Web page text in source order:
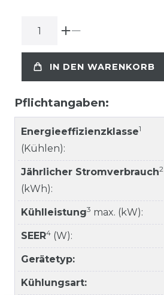
IN DEN WARENKORB
Pflichtangaben:
Energieeffizienzklasse1
(Kühlen):
Jährlicher Stromverbrauch2
(kWh):
Kühlleistung3 max. (kW):
SEER4 (W):
Gerätetyp:
Kühlungsart: